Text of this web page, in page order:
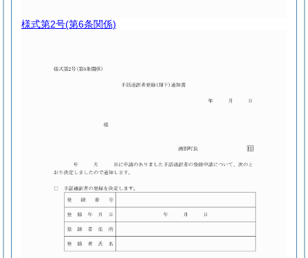
様式第2号(第6条関係)